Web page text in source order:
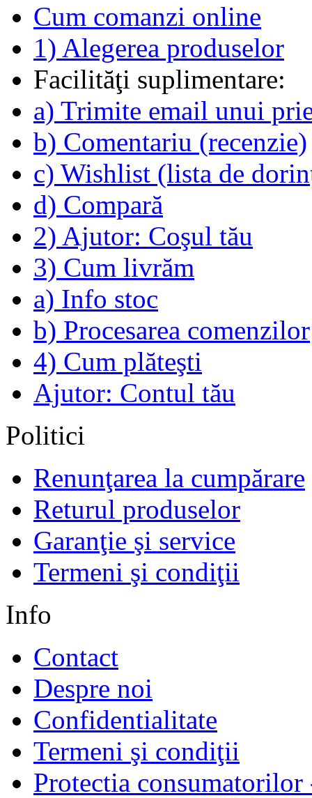
Cum comanzi online
1) Alegerea produselor
Facilităţi suplimentare:
a) Trimite email unui
b) Comentariu (recenzie)
c) Wishlist (lista de
d) Compară
2) Ajutor: Coşul tău
3) Cum livrăm
a) Info stoc
b) Procesarea comenzilor
4) Cum plăteşti
Ajutor: Contul tău
Politici
Renunţarea la cumpărare
Returul produselor
Garanţie şi service
Termeni şi condiţii
Info
Contact
Despre noi
Confidentialitate
Termeni şi condiţii
Protectia